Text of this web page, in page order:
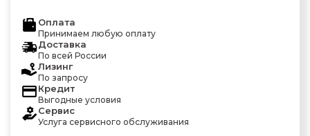
Оплата
Принимаем любую оплату
Доставка
По всей России
Лизинг
По запросу
Кредит
Выгодные условия
Сервис
Услуга сервисного обслуживания